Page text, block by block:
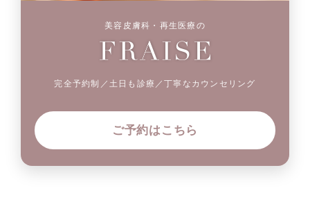
美容皮膚科・再生医療の
完全予約制／土日も診療／丁寧なカウンセリング
ご予約はこちら